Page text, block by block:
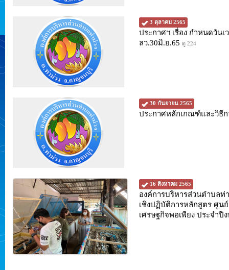
3 ตุลาคม 2565
ประกาศฯ เรื่อง กำหนดวัน
ลว.30มิ.ย.65ดู 224
30 กันยายน 2565
ประกาศหลักเกณฑ์และวิธีก
16 สิงหาคม 2565
องค์การบริหารส่วนตำบลท่
เชิงปฏิบัติการหลักสูตร ศูน
เศรษฐกิจพอเพียง ประจำ